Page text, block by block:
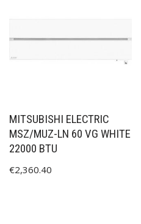
MITSUBISHI ELECTRIC
MSZ/MUZ-LN 60 VG WHITE
22000 BTU
€2,360.40